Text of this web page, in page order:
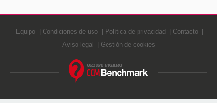
Equipo Condiciones de uso Política de privacidad
Contacto
Aviso legal
Gestión de cookies